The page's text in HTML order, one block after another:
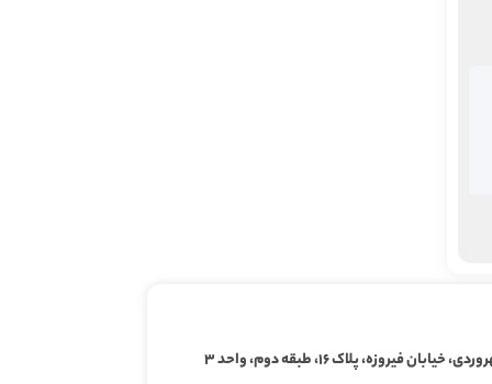
فیروزه، پلاک ۱۶، طبقه دوم، واحد ۳